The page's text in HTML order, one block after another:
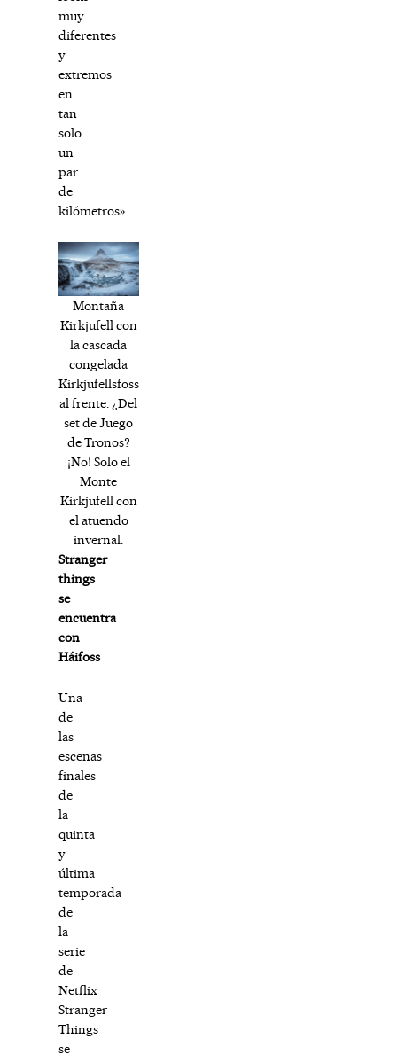
muy
diferentes
y
extremos
en
tan
solo
un
par
de
kilómetros».
Montaña
Kirkjufell con
la cascada
congelada
Kirkjufellsfoss
al frente. ¿Del
set de Juego
de Tronos?
¡No! Solo el
Monte
Kirkjufell con
el atuendo
invernal.
Stranger
things
se
encuentra
con
Háifoss
Una
de
las
escenas
finales
de
la
quinta
y
última
temporada
de
la
serie
de
Netflix
Stranger
Things
se